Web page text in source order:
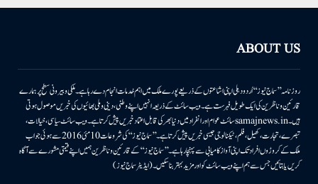
ABOUT US
روزنامہ ’’سماج نیوز‘‘ اُردو دہلی اپنی اشاعتوں کے ذریعے پورے ملک میں اہم خدمات انجام دے رہا ہے۔ ملکی وبیرونی سطح پر ہمارے
قارئین وناظرین کی ایک طویل فہرست ہے۔ ویب سائٹ کے ذریعہ انہیں اپنے وطنی، دینی وملی بھائیوں کی خبریں موصول ہوتی
ہیں۔samajnews.inسائٹ عوام اور انفراد میں دنیا بھر کی قابل اعتماد خبریں پیش کرتا ہے۔ ویب سائٹ سیاسی، خیالات،
تبصرے، تجارت، کھیل، فلم، ٹیکنالوجی جیسی خبریں پیش کرتا ہے۔ ’’سماج نیوز‘‘ کی شروعات 10مئی 2016 سے ہوئی جو اب
ملک کے کروڑوں افراد تک اپنی آواز کامیابی سے پہنچا رہا ہے۔ ’’سماج نیوز‘‘ کے قارئین وناظرین ہمیں اپنے قیمتی مشورے سے آگاہ
کریں یا بتائیں جس سے ہم اپنے ویب سائٹ کو اور مزید بہتر بناسکیں۔ (ایڈیٹر سماج نیوز)